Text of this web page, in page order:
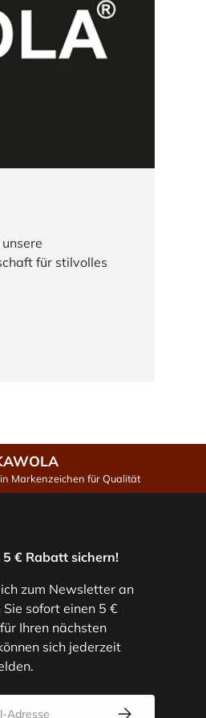
für stilvolles
Markenzeichen für Qualität
€ Rabatt sichern!
zum Newsletter an
sofort einen 5 €
Ihren nächsten
sich jederzeit
Abonnieren